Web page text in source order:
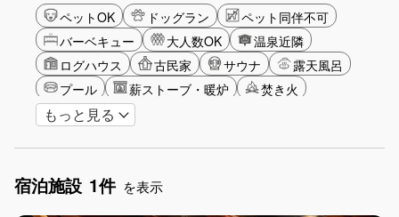
ペットOK ドッグラン
ペット同伴不可
バーベキュー
大人数OK
温泉近隣
ログハウス
古民家 サウナ
露天風呂
プール
薪ストーブ・暖炉
焚き火
バリアフリー
グランピング
もっと見る
宿泊施設 1件 を表示